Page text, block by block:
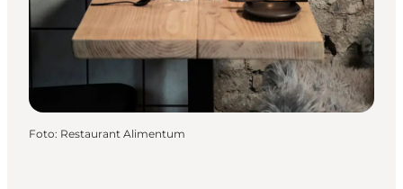
Det sker
For børn
Foto: Restaurant Alimentum